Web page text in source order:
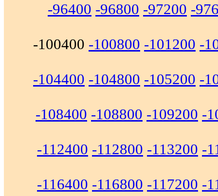
-96400 -96800 -97200 -
-100400 -100800 -101200 -
-104400 -104800 -105200 -
-108400 -108800 -109200 -
-112400 -112800 -113200 -
-116400 -116800 -117200 -